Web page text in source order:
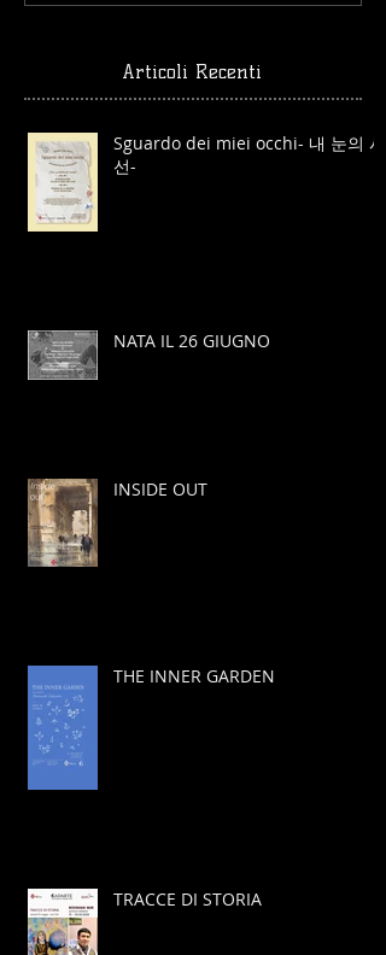
Articoli Recenti
Sguardo dei miei occhi- 내 눈의 시
선-
NATA IL 26 GIUGNO
INSIDE OUT
THE INNER GARDEN
TRACCE DI STORIA